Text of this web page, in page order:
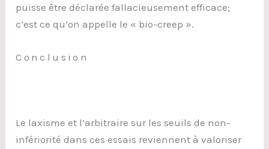
puisse être déclarée fallacieusement efficace;
c’est ce qu’on appelle le « bio-creep ».
Conclusion
Le laxisme et l’arbitraire sur les seuils de non-
infériorité dans ces essais reviennent à valoriser